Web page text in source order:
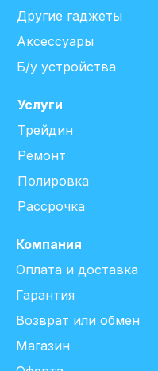
Услуги
Трейдин
Ремонт
Полировка
Рассрочка
Другие гаджеты
Аксессуары
Магазин
Компания
Б/у устройства
Оплата и доставка
Возврат или обмен
Гарантия